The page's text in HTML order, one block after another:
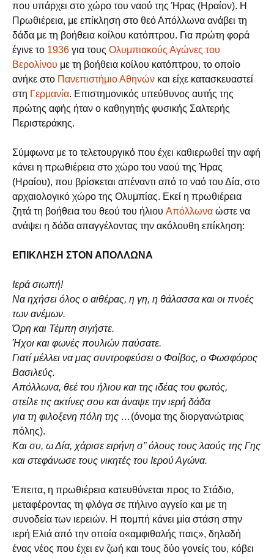
που υπάρχει στο χώρο του ναού της Ήρας (Ηραίον). Η
Πρωθιέρεια, με επίκληση στο θεό Απόλλωνα ανάβει τη
δάδα με τη βοήθεια κοίλου κατόπτρου. Για πρώτη φορά
έγινε το 1936 για τους Ολυμπιακούς Αγώνες του
Βερολίνου με τη βοήθεια κοίλου κατόπτρου, το οποίο
ανήκε στο Πανεπιστήμιο Αθηνών και είχε κατασκευαστεί
στη Γερμανία. Επιστημονικός υπεύθυνος αυτής της
πρώτης αφής ήταν ο καθηγητής φυσικής Σαλτερής
Περιστεράκης.
Σύμφωνα με το τελετουργικό που έχει καθιερωθεί την αφή
κάνει η πρωθιέρεια στο χώρο του ναού της Ήρας
(Ηραίου), που βρίσκεται απέναντι από το ναό του Δία, στο
αρχαιολογικό χώρο της Ολυμπίας. Εκεί η πρωθιέρεια
ζητά τη βοήθεια του θεού του ήλιου Απόλλωνα ώστε να
ανάψει η δάδα απαγγέλοντας την ακόλουθη επίκληση:
ΕΠΙΚΛΗΣΗ ΣΤΟΝ ΑΠΟΛΛΩΝΑ
Ιερά σιωπή!
Να ηχήσει όλος ο αιθέρας, η γη, η θάλασσα και οι πνοές
των ανέμων.
Όρη και Τέμπη σιγήστε.
Ήχοι και φωνές πουλιών παύσατε.
Γιατί μέλλει να μας συντροφεύσει ο Φοίβος, ο Φωσφόρος
Βασιλεύς.
Απόλλωνα, θεέ του ήλιου και της ιδέας του φωτός,
στείλε τις ακτίνες σου και άναψε την ιερή δάδα
για τη φιλοξενη πόλη της …(όνομα της διοργανώτριας
πόλης).
Και συ, ω Δία, χάρισε ειρήνη σ” όλους τους λαούς της Γης
και στεφάνωσε τους νικητές του Ιερού Αγώνα.
Έπειτα, η πρωθιέρεια κατευθύνεται προς το Στάδιο,
μεταφέροντας τη φλόγα σε πήλινο αγγείο και με τη
συνοδεία των ιερειών. Η πομπή κάνει μία στάση στην
ιερή Ελιά από την οποία ο«αμφιθαλής παις», δηλαδή
ένας νέος που έχει εν ζωή και τους δύο γονείς του, κόβει